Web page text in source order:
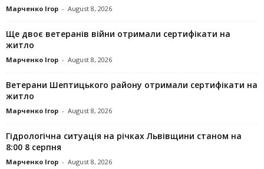
Марченко Ігор - August 8, 2026
Ще двоє ветеранів війни отримали сертифікати на
житло
Марченко Ігор - August 8, 2026
Ветерани Шептицького району отримали сертифікати на
житло
Марченко Ігор - August 8, 2026
Гідрологічна ситуація на річках Львівщини станом на
8:00 8 серпня
Марченко Ігор - August 8, 2026